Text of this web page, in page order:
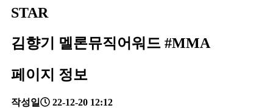
STAR
김향기 멜론뮤직어워드 #MMA
페이지 정보
작성일 22-12-20 12:12